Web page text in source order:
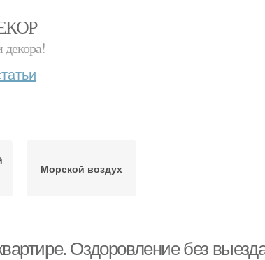
Морской воздух
Оздоровление без